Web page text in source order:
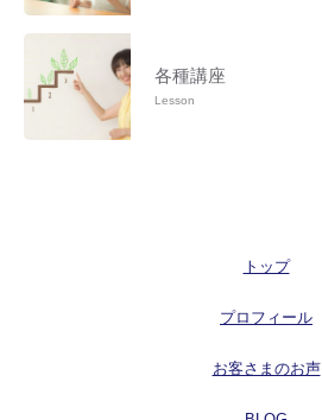
各種講座
Lesson
トップ
プロフィール
お客さまのお声